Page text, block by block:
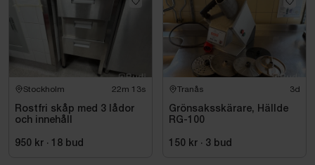
Stockholm 22m 12s
Rostfri skåp med 3 lådor
och innehåll
950 kr · 18 bud
Tranås 3d
Grönsaksskärare, Hällde
RG-100
150 kr · 3 bud